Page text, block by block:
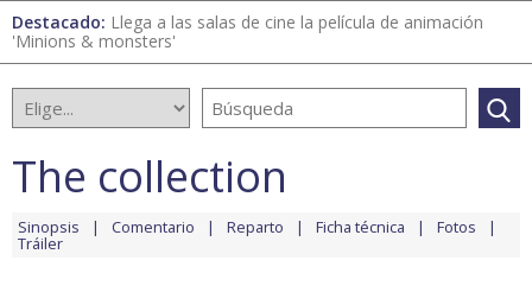
Destacado: Llega a las salas de cine la película de animación
'Minions & monsters'
The collection
Sinopsis Comentario Reparto Ficha técnica Fotos
Tráiler